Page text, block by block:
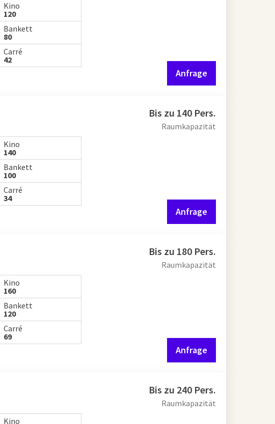
Kino
120
Bankett
80
Carré
42
Anfrage
Kino
140
Bankett
100
Carré
34
Bis zu 140 Pers.
Raumkapazität
Anfrage
Kino
160
Bankett
120
Carré
69
Bis zu 180 Pers.
Raumkapazität
Anfrage
Kino
Bis zu 240 Pers.
Raumkapazität